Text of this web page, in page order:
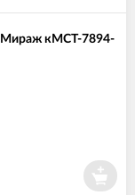
Мираж кМСТ-7894-